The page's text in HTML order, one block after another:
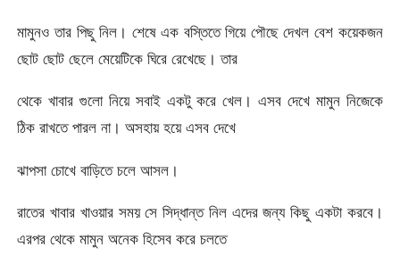
মামুনও তার পিছু নিল। শেষে এক বস্তিতে গিয়ে পৌছে দেখল বেশ কয়েকজন
ছোট ছোট ছেলে মেয়েটিকে ঘিরে রেখেছে। তার
থেকে খাবার গুলো নিয়ে সবাই একটু করে খেল। এসব দেখে মামুন নিজেকে
ঠিক রাখতে পারল না। অসহায় হয়ে এসব দেখে
ঝাপসা চোখে বাড়িতে চলে আসল।
রাতের খাবার খাওয়ার সময় সে সিদ্ধান্ত নিল এদের জন্য কিছু একটা করবে।
এরপর থেকে মামুন অনেক হিসেব করে চলতে